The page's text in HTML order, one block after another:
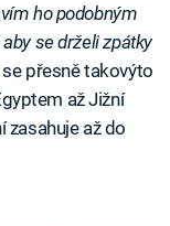
ho podobným
se drželi zpátky
se přesně takovýto
až Jižní
zasahuje až do